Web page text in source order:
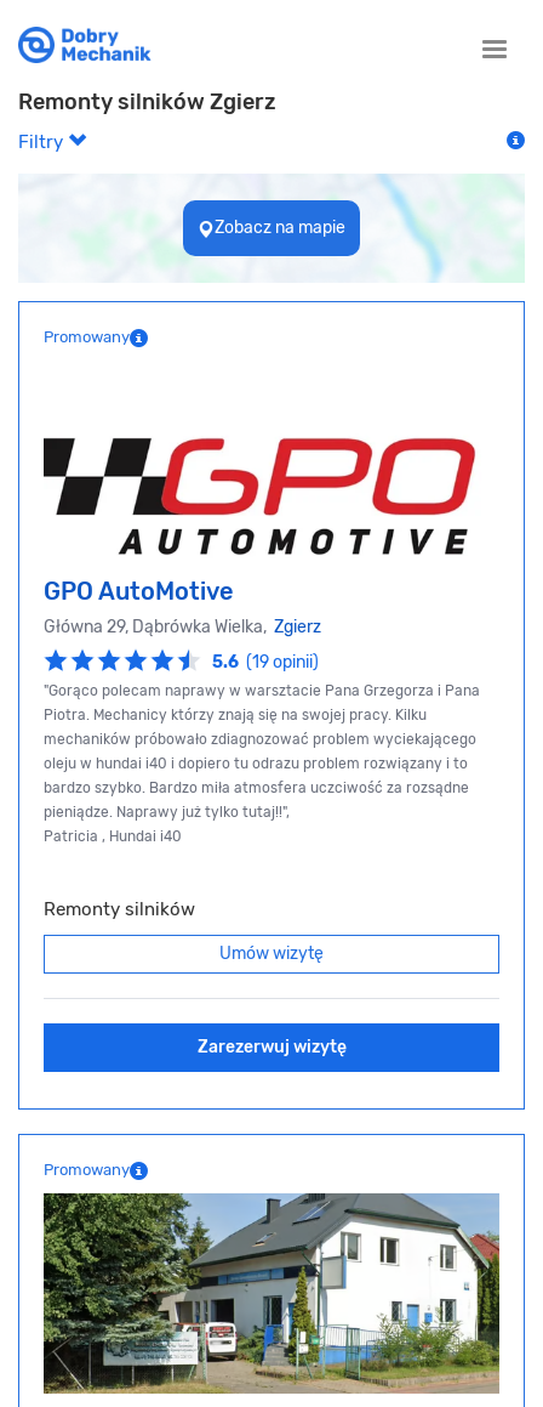
Toggle
Remonty silników Zgierz
Filtry
Zobacz na mapie
Promowany
GPO AutoMotive
Główna 29, Dąbrówka Wielka, Zgierz
5.6 (19 opinii)
"Gorąco polecam naprawy w warsztacie Pana Grzegorza i Pana
Piotra. Mechanicy którzy znają się na swojej pracy. Kilku
mechaników próbowało zdiagnozować problem wyciekającego
oleju w hundai i40 i dopiero tu odrazu problem rozwiązany i to
bardzo szybko. Bardzo miła atmosfera uczciwość za rozsądne
pieniądze. Naprawy już tylko tutaj!!",
Patricia , Hundai i40
Remonty silników
Umów wizytę
Zarezerwuj wizytę
Promowany